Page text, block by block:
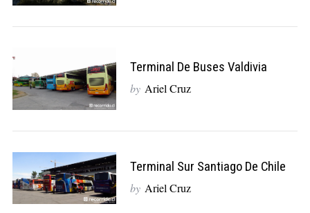
Terminal De Buses Valdivia
by Ariel Cruz
Terminal Sur Santiago De Chile
by Ariel Cruz